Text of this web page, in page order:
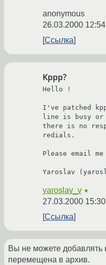
anonymous
26.03.2000
Ссылка
Kppp?
Hello !
I've patched
line is busy or
there is no
redials.
Please email
Yaroslav
yaroslav_v ★
27.03.2000
Ссылка
Вы не можете добавлять
перемещена в архив.